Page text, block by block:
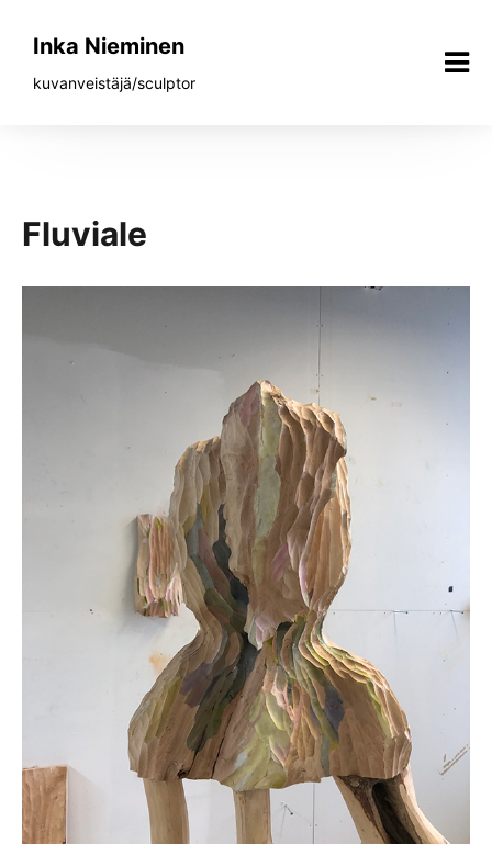
sisältöönInka Nieminen
kuvanveistäjä/sculptor
Fluviale